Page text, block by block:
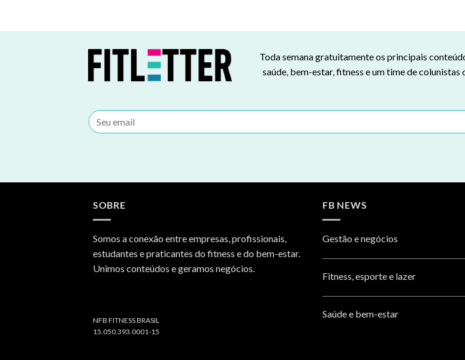
Toda semana gratuitamente os principais
saúde, bem-estar, fitness e um time de
SOBRE
Somos a conexão entre empresas, profissionais,
estudantes e praticantes do fitness e do bem-estar.
Unimos conteúdos e geramos negócios.
NFB FITNESS BRASIL
15.050.393.0001-15
FB NEWS
Gestão e negócios
Fitness, esporte e lazer
Saúde e bem-estar